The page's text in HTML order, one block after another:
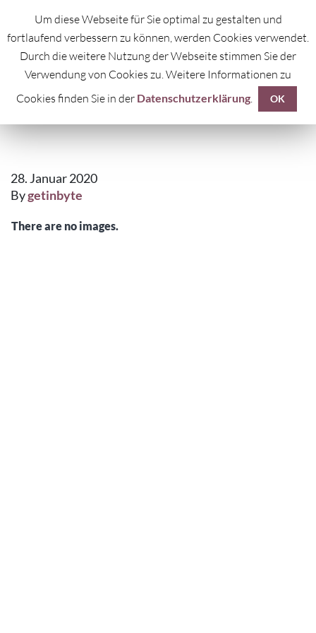
FICTION
28. Januar 2020
Bygetinbyte
There are no images.
Um diese Webseite für Sie optimal zu gestalten und
fortlaufend verbessern zu können, werden Cookies verwendet.
Durch die weitere Nutzung der Webseite stimmen Sie der
Verwendung von Cookies zu. Weitere Informationen zu
Cookies finden Sie in der Datenschutzerklärung. OK